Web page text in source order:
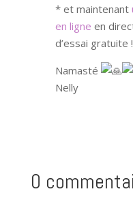
* et maintenant
en ligne en
d’essai gratuite !
Namasté
Nelly
0